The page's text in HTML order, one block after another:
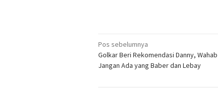
Navigasi
pos
Pos sebelumnya
Golkar Beri Rekomendasi Danny, Wahab
Jangan Ada yang Baber dan Lebay